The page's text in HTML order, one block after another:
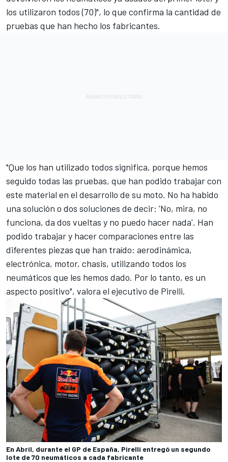
los utilizaron todos (70)", lo que confirma la cantidad de
pruebas que han hecho los fabricantes.
"Que los han utilizado todos significa, porque hemos
seguido todas las pruebas, que han podido trabajar con
este material en el desarrollo de su moto. No ha habido
una solución o dos soluciones de decir: 'No, mira, no
funciona, da dos vueltas y no puedo hacer nada'. Han
podido trabajar y hacer comparaciones entre las
diferentes piezas que han traído: aerodinámica,
electrónica, motor, chasis, utilizando todos los
neumáticos que les hemos dado. Por lo tanto, es un
aspecto positivo", valora el ejecutivo de Pirelli.
En Abril, durante el GP de España, Pirelli entregó un segundo
lote de 70 neumáticos a cada fabricante